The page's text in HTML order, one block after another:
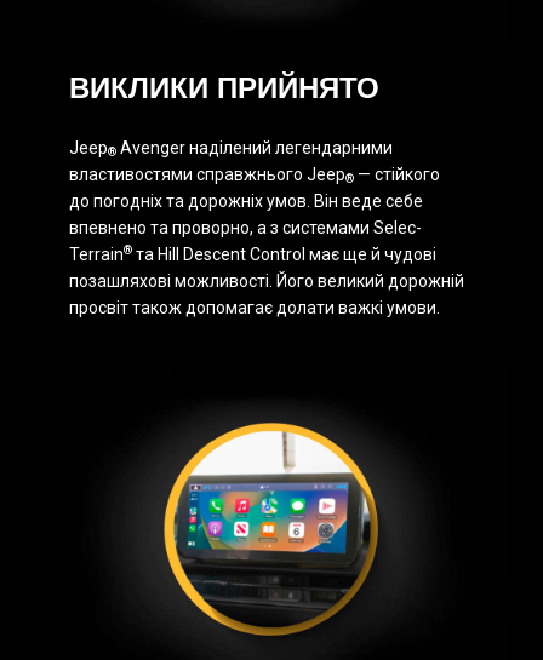
ВИКЛИКИ ПРИЙНЯТО
Jeep® Avenger наділений легендарними
властивостями справжнього Jeep® — стійкого
до погодніх та дорожніх умов. Він веде себе
впевнено та проворно, а з системами Selec-
Terrain® та Hill Descent Control має ще й чудові
позашляхові можливості. Його великий дорожній
просвіт також допомагає долати важкі умови.